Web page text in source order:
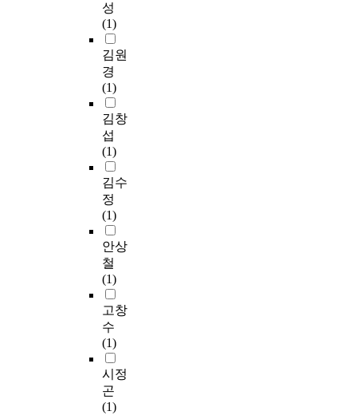
성
(1)
김원
경
(1)
김창
섭
(1)
김수
정
(1)
안상
철
(1)
고창
수
(1)
시정
곤
(1)